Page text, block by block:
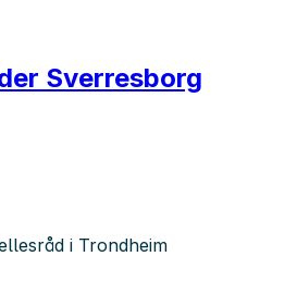
Sverresborg
i Trondheim